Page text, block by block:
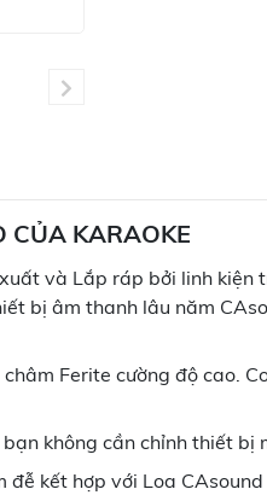
CỦA KARAOKE
và Lắp ráp bởi linh
bị âm thanh lâu năm
Ferite cường độ cao.
không cần chỉnh thiết
kết hợp với Loa